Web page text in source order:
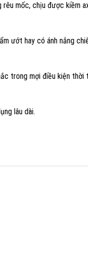
rêu mốc, chịu được kiềm
ướt hay có ánh nắng
trong mợi điều kiện thời
lâu dài.